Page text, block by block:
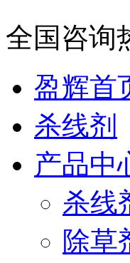
全国咨询
盈辉首
杀线剂
产品中
杀线
除草